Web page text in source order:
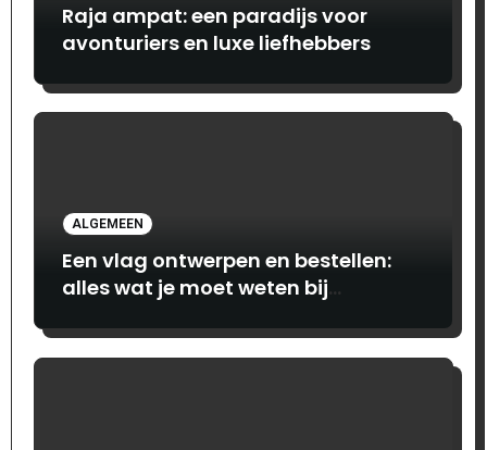
Raja ampat: een paradijs voor
avonturiers en luxe liefhebbers
ALGEMEEN
Een vlag ontwerpen en bestellen:
alles wat je moet weten bij